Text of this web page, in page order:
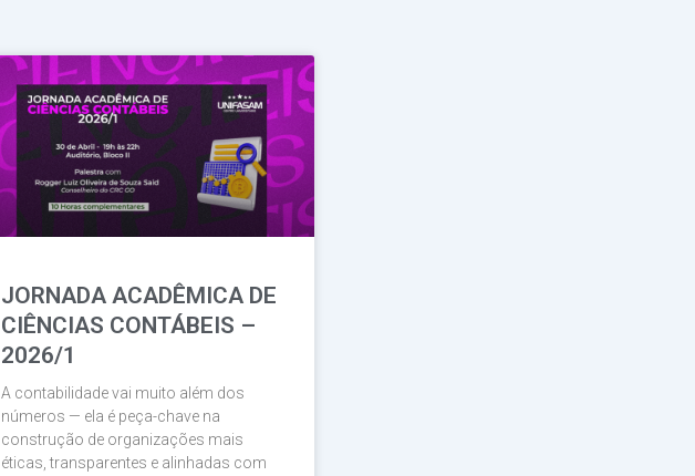
JORNADA ACADÊMICA DE
CIÊNCIAS CONTÁBEIS –
2026/1
A contabilidade vai muito além dos
números — ela é peça-chave na
construção de organizações mais
éticas, transparentes e alinhadas com